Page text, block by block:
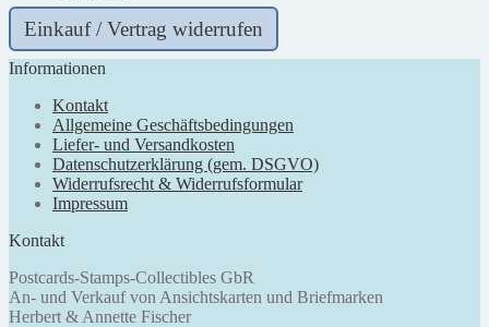
Einkauf / Vertrag widerrufen
Informationen
Kontakt
Allgemeine Geschäftsbedingungen
Liefer- und Versandkosten
Datenschutzerklärung (gem. DSGVO)
Widerrufsrecht & Widerrufsformular
Impressum
Kontakt
Postcards-Stamps-Collectibles GbR
An- und Verkauf von Ansichtskarten und Briefmarken
Herbert & Annette Fischer